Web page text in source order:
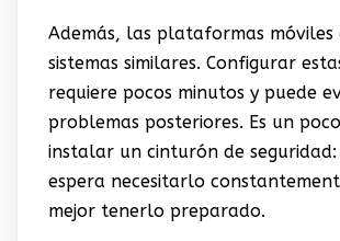
Además, las plataformas móviles
sistemas similares. Configurar
requiere pocos minutos y puede
problemas posteriores. Es un
instalar un cinturón de seguridad:
espera necesitarlo
mejor tenerlo preparado.